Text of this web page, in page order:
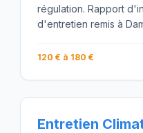
régulation. Rapport
d'entretien remis à
120 € à 180 €
Entretien